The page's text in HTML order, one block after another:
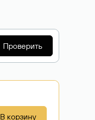
Проверить
В корзину